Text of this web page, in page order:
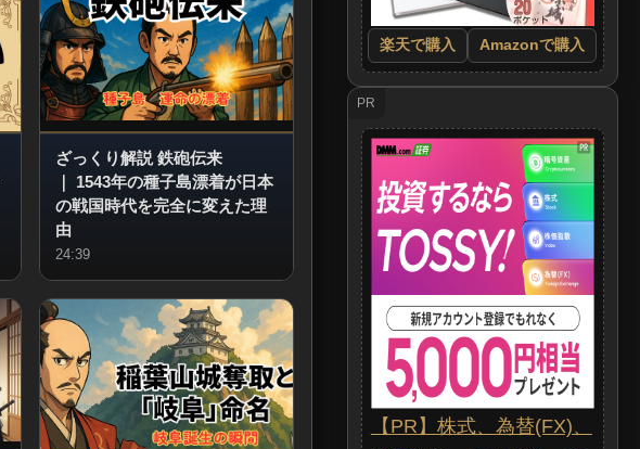
ざっくり解説 鉄砲伝来
｜ 1543年の種子島漂着が日本
の戦国時代を完全に変えた理
由
24:39
楽天で購入 Amazonで購入
PR
【PR】株式、為替(FX)、